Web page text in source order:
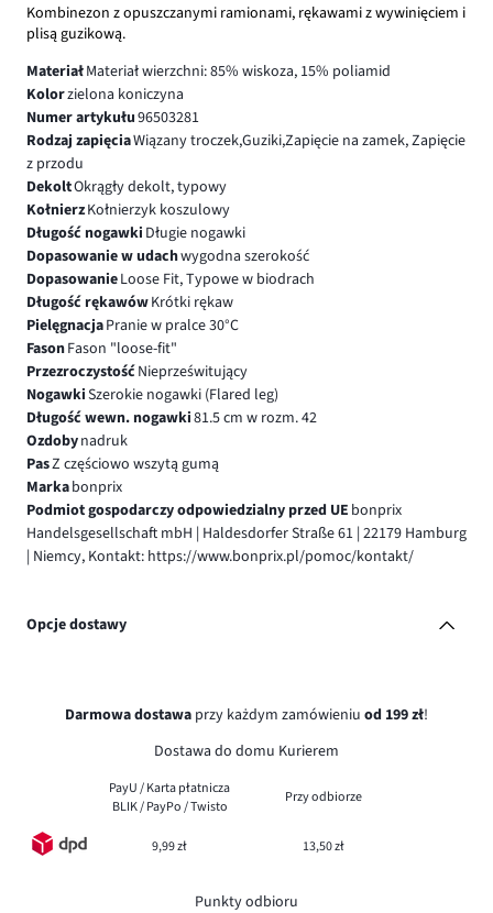
Kombinezon z opuszczanymi ramionami, rękawami z wywinięciem i
plisą guzikową.
MateriałMateriał wierzchni: 85% wiskoza, 15% poliamid
Kolorzielona koniczyna
Numer artykułu96503281
Rodzaj zapięciaWiązany troczek,Guziki,Zapięcie na zamek, Zapięcie
z przodu
DekoltOkrągły dekolt, typowy
KołnierzKołnierzyk koszulowy
Długość nogawki Długie nogawki
Dopasowanie w udachwygodna szerokość
DopasowanieLoose Fit, Typowe w biodrach
Długość rękawówKrótki rękaw
PielęgnacjaPranie w pralce 30°C
FasonFason "loose-fit"
PrzezroczystośćNieprześwitujący
NogawkiSzerokie nogawki (Flared leg)
Długość wewn. nogawki81.5 cm w rozm. 42
Ozdobynadruk
PasZ częściowo wszytą gumą
Markabonprix
Podmiot gospodarczy odpowiedzialny przed UE bonprix
Handelsgesellschaft mbH | Haldesdorfer Straße 61 | 22179 Hamburg
| Niemcy, Kontakt: https://www.bonprix.pl/pomoc/kontakt/
Opcje dostawy
Darmowa dostawa przy każdym zamówieniu od 199 zł!
Dostawa do domu Kurierem
PayU / Karta płatnicza
BLIK / PayPo / Twisto
Przy odbiorze
9,99 zł 13,50 zł
Punkty odbioru